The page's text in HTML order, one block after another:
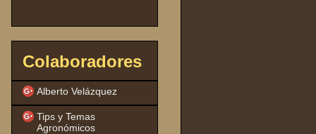
Colaboradores
Alberto Velázquez
Tips y Temas
Agronómicos